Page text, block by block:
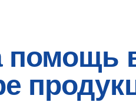
помощь